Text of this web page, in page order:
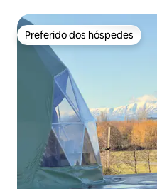
Preferido dos hóspedes
Preferido dos hóspedes